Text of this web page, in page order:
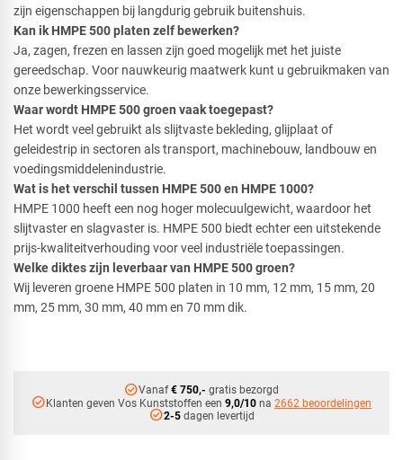
zijn eigenschappen bij langdurig gebruik buitenshuis.
Kan ik HMPE 500 platen zelf bewerken?
​Ja, zagen, frezen en lassen zijn goed mogelijk met het juiste
gereedschap. Voor nauwkeurig maatwerk kunt u gebruikmaken van
onze bewerkingsservice.
Waar wordt HMPE 500 groen vaak toegepast?
​Het wordt veel gebruikt als slijtvaste bekleding, glijplaat of
geleidestrip in sectoren als transport, machinebouw, landbouw en
voedingsmiddelenindustrie.
Wat is het verschil tussen HMPE 500 en HMPE 1000?
​HMPE 1000 heeft een nog hoger molecuulgewicht, waardoor het
slijtvaster en slagvaster is. HMPE 500 biedt echter een uitstekende
prijs-kwaliteitverhouding voor veel industriële toepassingen.
Welke diktes zijn leverbaar van HMPE 500 groen?
​Wij leveren groene HMPE 500 platen in 10 mm, 12 mm, 15 mm, 20
mm, 25 mm, 30 mm, 40 mm en 70 mm dik.
check_circleVanaf€ 750,- gratis bezorgd
check_circleKlanten geven Vos Kunststoffen een 9,0/10 na 2662 beoordelingen
check_circle2-5dagen levertijd